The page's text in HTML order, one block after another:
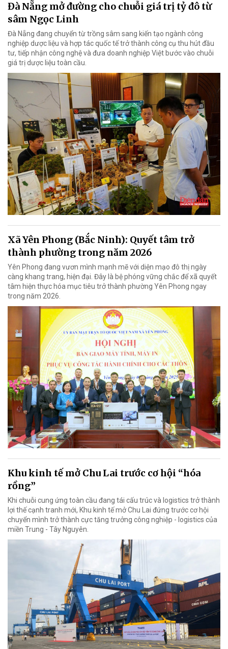
Đà Nẵng mở đường cho chuỗi giá trị tỷ đô từ
sâm Ngọc Linh
Đà Nẵng đang chuyển từ trồng sâm sang kiến tạo ngành công
nghiệp dược liệu và hợp tác quốc tế trở thành công cụ thu hút đầu
tư, tiếp nhận công nghệ và đưa doanh nghiệp Việt bước vào chuỗi
giá trị dược liệu toàn cầu.
Xã Yên Phong (Bắc Ninh): Quyết tâm trở
thành phường trong năm 2026
Yên Phong đang vươn mình mạnh mẽ với diện mạo đô thị ngày
càng khang trang, hiện đại. Đây là bệ phóng vững chắc để xã quyết
tâm hiện thực hóa mục tiêu trở thành phường Yên Phong ngay
trong năm 2026.
Khu kinh tế mở Chu Lai trước cơ hội “hóa
rồng”
Khi chuỗi cung ứng toàn cầu đang tái cấu trúc và logistics trở thành
lợi thế cạnh tranh mới, Khu kinh tế mở Chu Lai đứng trước cơ hội
chuyển mình trở thành cực tăng trưởng công nghiệp - logistics của
miền Trung - Tây Nguyên.